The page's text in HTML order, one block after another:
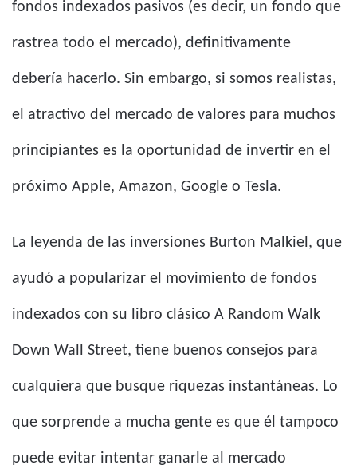
fondos indexados pasivos (es decir, un fondo que
rastrea todo el mercado), definitivamente
debería hacerlo. Sin embargo, si somos realistas,
el atractivo del mercado de valores para muchos
principiantes es la oportunidad de invertir en el
próximo Apple, Amazon, Google o Tesla.
La leyenda de las inversiones Burton Malkiel, que
ayudó a popularizar el movimiento de fondos
indexados con su libro clásico A Random Walk
Down Wall Street, tiene buenos consejos para
cualquiera que busque riquezas instantáneas. Lo
que sorprende a mucha gente es que él tampoco
puede evitar intentar ganarle al mercado